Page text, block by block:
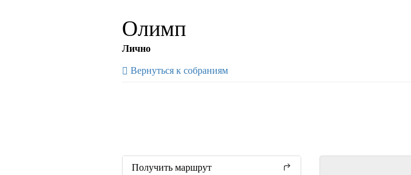
Олимп
Лично
Вернуться к собраниям
Получить маршрут